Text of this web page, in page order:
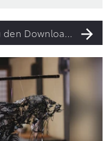
Zu den Downloads